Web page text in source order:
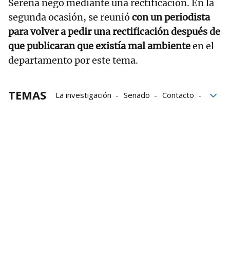
Serena negó mediante una rectificación. En la
segunda ocasión, se reunió con un periodista
para volver a pedir una rectificación después de
que publicaran que existía mal ambienteen el
departamento por este tema.
TEMAS La investigación Senado
Contacto